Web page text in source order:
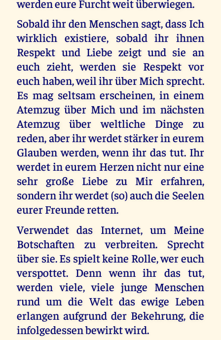
werden eure Furcht weit überwiegen.
Sobald ihr den Menschen sagt, dass Ich
wirklich existiere, sobald ihr ihnen
Respekt und Liebe zeigt und sie an
euch zieht, werden sie Respekt vor
euch haben, weil ihr über Mich sprecht.
Es mag seltsam erscheinen, in einem
Atemzug über Mich und im nächsten
Atemzug über weltliche Dinge zu
reden, aber ihr werdet stärker in eurem
Glauben werden, wenn ihr das tut. Ihr
werdet in eurem Herzen nicht nur eine
sehr große Liebe zu Mir erfahren,
sondern ihr werdet (so) auch die Seelen
eurer Freunde retten.
Verwendet das Internet, um Meine
Botschaften zu verbreiten. Sprecht
über sie. Es spielt keine Rolle, wer euch
verspottet. Denn wenn ihr das tut,
werden viele, viele junge Menschen
rund um die Welt das ewige Leben
erlangen aufgrund der Bekehrung, die
infolgedessen bewirkt wird.